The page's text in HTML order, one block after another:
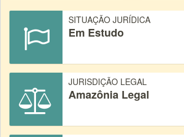
SITUAÇÃO JURÍDICA
Em Estudo
JURISDIÇÃO LEGAL
Amazônia Legal